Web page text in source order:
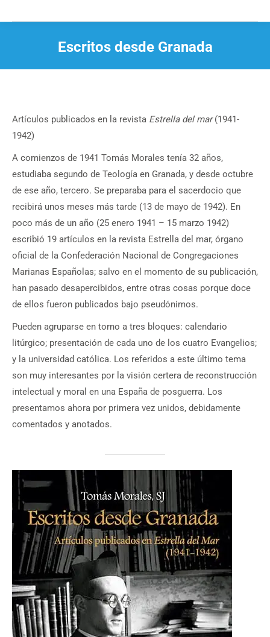
Escritos desde Granada
Artículos publicados en la revista Estrella del mar(1941-
1942)
A comienzos de 1941 Tomás Morales tenía 32 años,
estudiaba segundo de Teología en Granada, y desde octubre
de ese año, tercero. Se preparaba para el sacerdocio que
recibirá unos meses más tarde (13 de mayo de 1942). En
poco más de un año (25 enero 1941 – 15 marzo 1942)
escribió 19 artículos en la revista Estrella del mar, órgano
oficial de la Confederación Nacional de Congregaciones
Marianas Españolas; salvo en el momento de su publicación,
han pasado desapercibidos, entre otras cosas porque doce
de ellos fueron publicados bajo pseudónimos.
Pueden agruparse en torno a tres bloques: calendario
litúrgico; presentación de cada uno de los cuatro Evangelios;
y la universidad católica. Los referidos a este último tema
son muy interesantes por la visión certera de reconstrucción
intelectual y moral en una España de posguerra. Los
presentamos ahora por primera vez unidos, debidamente
comentados y anotados.